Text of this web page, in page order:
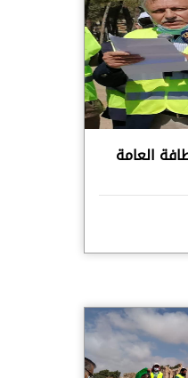
العامة